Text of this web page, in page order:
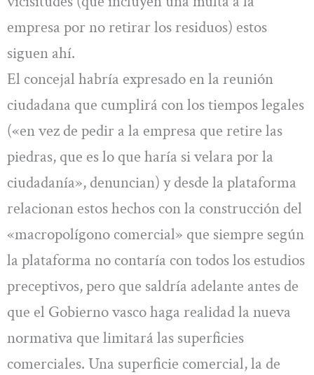
empresa por no retirar los residuos) estos
siguen ahí.
El concejal habría expresado en la reunión
ciudadana que cumplirá con los tiempos legales
(«en vez de pedir a la empresa que retire las
piedras, que es lo que haría si velara por la
ciudadanía», denuncian) y desde la plataforma
relacionan estos hechos con la construcción del
«macropolígono comercial» que siempre según
la plataforma no contaría con todos los estudios
preceptivos, pero que saldría adelante antes de
que el Gobierno vasco haga realidad la nueva
normativa que limitará las superficies
comerciales. Una superficie comercial, la de